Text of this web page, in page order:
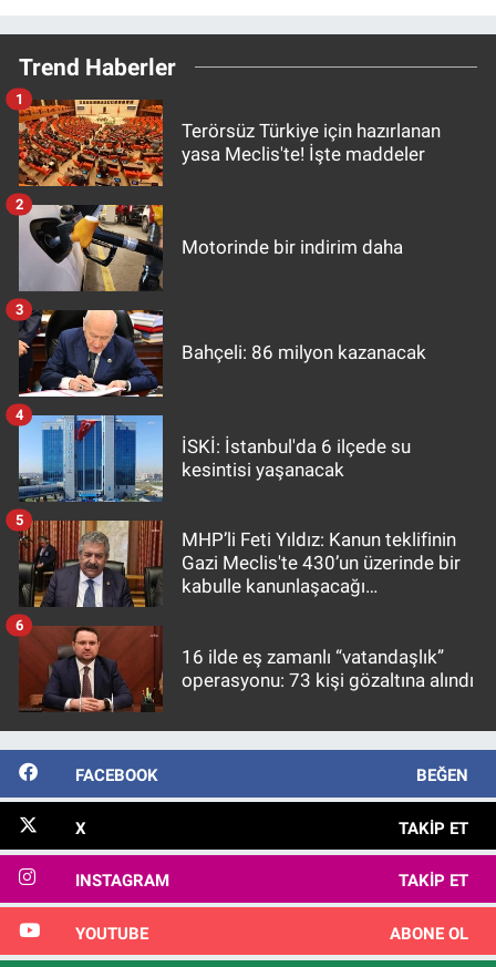
Trend Haberler
Terörsüz Türkiye için hazırlanan
yasa Meclis'te! İşte maddeler
1
Motorinde bir indirim daha
2
Bahçeli: 86 milyon kazanacak
3
İSKİ: İstanbul'da 6 ilçede su
kesintisi yaşanacak
4
MHP’li Feti Yıldız: Kanun teklifinin
Gazi Meclis'te 430’un üzerinde bir
kabulle kanunlaşacağı
5
16 ilde eş zamanlı “vatandaşlık”
operasyonu: 73 kişi gözaltına alındı
6
FACEBOOK BEĞEN
X TAKIP ET
INSTAGRAM TAKIP ET
YOUTUBE ABONE OL